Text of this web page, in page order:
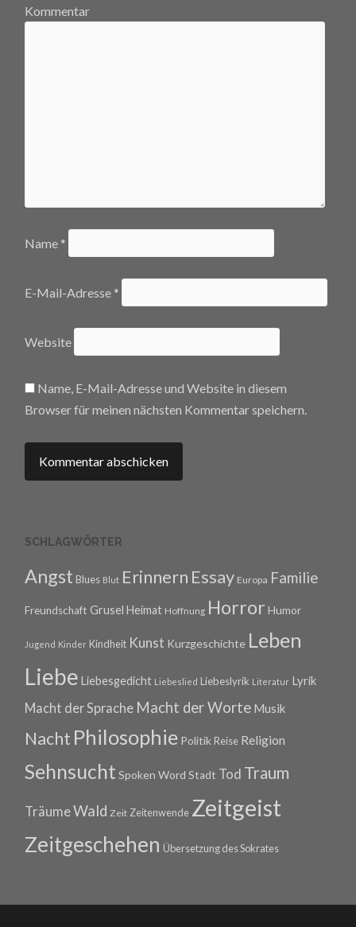
Kommentar
Name *
E-Mail-Adresse *
Website
Name, E-Mail-Adresse und Website in diesem
Browser für meinen nächsten Kommentar speichern.
SCHLAGWÖRTER
Angst Blues Blut Erinnern Essay Europa Familie
Freundschaft Grusel Heimat Hoffnung Horror Humor
Jugend Kinder Kindheit Kunst Kurzgeschichte Leben
Liebe Liebesgedicht Liebeslied Liebeslyrik Literatur Lyrik
Macht der Sprache Macht der Worte Musik
Nacht Philosophie Politik Reise Religion
Sehnsucht Spoken Word Stadt Tod Traum
TräumeWald Zeit Zeitenwende Zeitgeist
Zeitgeschehen Übersetzung des Sokrates